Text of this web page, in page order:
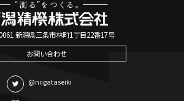
新潟県三条市林町1丁目22番17号
お問い合わせ
@niigataseiki